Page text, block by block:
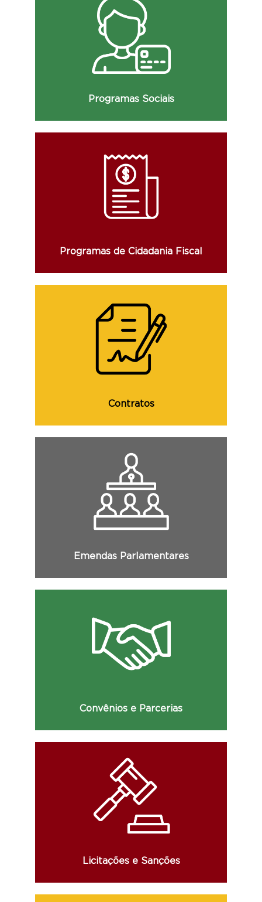
Programas Sociais
Consulte a relação dos beneficiários dos
programas sociais, com detalhes dos
valores recebidos e demais informações.
Programas de Cidadania Fiscal
Consulte os valores distribuídos pelo
Devolve ICMS, pelos sorteios da Nota
Fiscal Gaúcha e pela inciativa Receita
Certa.
Contratos
Consulte a relação dos contratos
celebrados, com o seu respectivo resumo,
valor, objeto e vigência, bem como os
aditivos deles decorrentes.
Emendas Parlamentares
Consulte as emendas parlamentares, com
informações sobre a autoria, o valor
previsto e realizado, objeto e demais
Convênios e Parcerias
Consulte os dados da celebração de
convênios, parcerias, acordos e demais
informações.
Licitações e Sanções
Consulte informações sobre licitações,
atas de registro de preço e o Cadastro de
Fornecedores Impedidos de Licitar
(CFIL/RS).